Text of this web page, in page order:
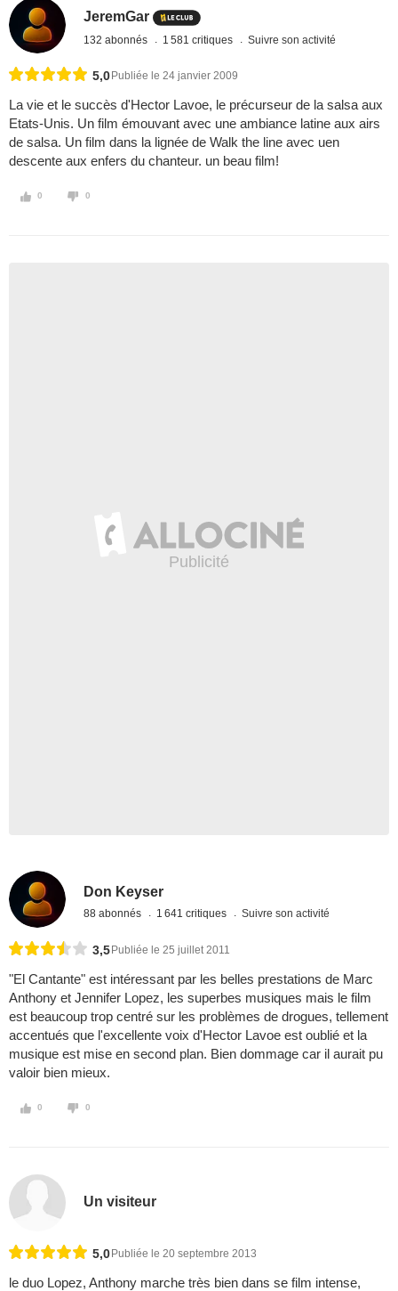
JeremGar
132 abonnés 1 581 critiques Suivre son activité
5,0 Publiée le 24 janvier 2009
La vie et le succès d'Hector Lavoe, le précurseur de la salsa aux
Etats-Unis. Un film émouvant avec une ambiance latine aux airs
de salsa. Un film dans la lignée de Walk the line avec uen
descente aux enfers du chanteur. un beau film!
0 0
Don Keyser
88 abonnés 1 641 critiques Suivre son activité
3,5 Publiée le 25 juillet 2011
"El Cantante" est intéressant par les belles prestations de Marc
Anthony et Jennifer Lopez, les superbes musiques mais le film
est beaucoup trop centré sur les problèmes de drogues, tellement
accentués que l'excellente voix d'Hector Lavoe est oublié et la
musique est mise en second plan. Bien dommage car il aurait pu
valoir bien mieux.
0 0
Un visiteur
5,0 Publiée le 20 septembre 2013
le duo Lopez, Anthony marche très bien dans se film intense,